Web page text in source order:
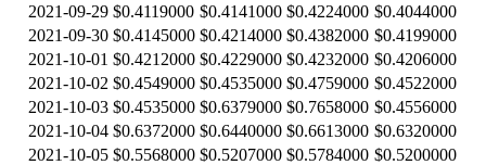
2021-09-29 $0.4119000 $0.4141000 $0.4224000 $0.4044000
2021-09-30 $0.4145000 $0.4214000 $0.4382000 $0.4199000
2021-10-01 $0.4212000 $0.4229000 $0.4232000 $0.4206000
2021-10-02 $0.4549000 $0.4535000 $0.4759000 $0.4522000
2021-10-03 $0.4535000 $0.6379000 $0.7658000 $0.4556000
2021-10-04 $0.6372000 $0.6440000 $0.6613000 $0.6320000
2021-10-05 $0.5568000 $0.5207000 $0.5784000 $0.5200000